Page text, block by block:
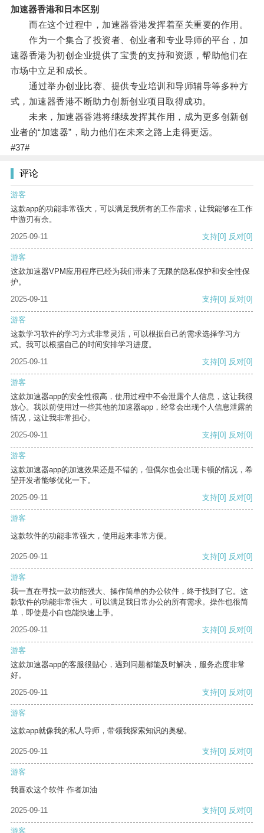
加速器香港和日本区别
而在这个过程中，加速器香港发挥着至关重要的作用。
作为一个集合了投资者、创业者和专业导师的平台，加
速器香港为初创企业提供了宝贵的支持和资源，帮助他们在
市场中立足和成长。
通过举办创业比赛、提供专业培训和导师辅导等多种方
式，加速器香港不断助力创新创业项目取得成功。
未来，加速器香港将继续发挥其作用，成为更多创新创
业者的“加速器”，助力他们在未来之路上走得更远。
#37#
评论
游客
这款app的功能非常强大，可以满足我所有的工作需求，让我能够在工作
中游刃有余。
2025-09-11
支持[0] 反对[0]
游客
这款加速器VPM应用程序已经为我们带来了无限的隐私保护和安全性保
护。
2025-09-11
支持[0] 反对[0]
游客
这款学习软件的学习方式非常灵活，可以根据自己的需求选择学习方
式。我可以根据自己的时间安排学习进度。
2025-09-11
支持[0] 反对[0]
游客
这款加速器app的安全性很高，使用过程中不会泄露个人信息，这让我很
放心。我以前使用过一些其他的加速器app，经常会出现个人信息泄露的
情况，这让我非常担心。
2025-09-11
支持[0] 反对[0]
游客
这款加速器app的加速效果还是不错的，但偶尔也会出现卡顿的情况，希
望开发者能够优化一下。
2025-09-11
支持[0] 反对[0]
游客
这款软件的功能非常强大，使用起来非常方便。
2025-09-11 支持[0] 反对[0]
游客
我一直在寻找一款功能强大、操作简单的办公软件，终于找到了它。这
款软件的功能非常强大，可以满足我日常办公的所有需求。操作也很简
单，即使是小白也能快速上手。
2025-09-11
支持[0] 反对[0]
游客
这款加速器app的客服很贴心，遇到问题都能及时解决，服务态度非常
好。
2025-09-11
支持[0] 反对[0]
游客
这款app就像我的私人导师，带领我探索知识的奥秘。
2025-09-11 支持[0] 反对[0]
游客
我喜欢这个软件 作者加油
2025-09-11 支持[0] 反对[0]
游客